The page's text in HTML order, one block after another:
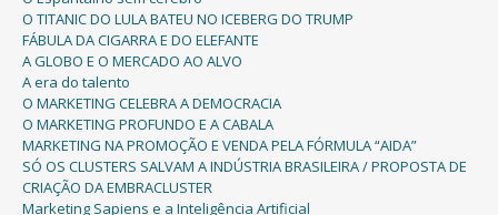
O TITANIC DO LULA BATEU NO ICEBERG DO TRUMP
FÁBULA DA CIGARRA E DO ELEFANTE
A GLOBO E O MERCADO AO ALVO
A era do talento
O MARKETING CELEBRA A DEMOCRACIA
O MARKETING PROFUNDO E A CABALA
MARKETING NA PROMOÇÃO E VENDA PELA FÓRMULA “AIDA”
SÓ OS CLUSTERS SALVAM A INDÚSTRIA BRASILEIRA / PROPOSTA DE
CRIAÇÃO DA EMBRACLUSTER
Marketing Sapiens e a Inteligência Artificial